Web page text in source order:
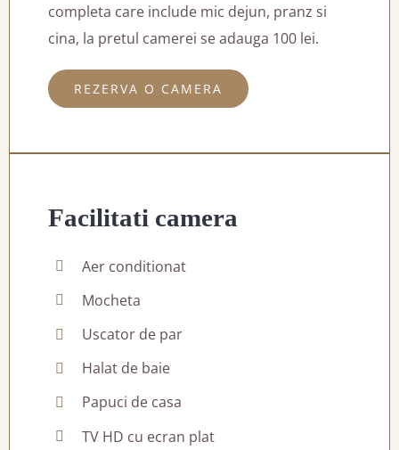
completa care include mic dejun, pranz si
cina, la pretul camerei se adauga 100 lei.
REZERVA O CAMERA
Facilitati camera
Aer conditionat
Mocheta
Uscator de par
Halat de baie
Papuci de casa
TV HD cu ecran plat